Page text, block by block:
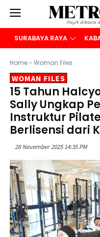
SURABAYA RAYA
Home Woman Files
WOMAN FILES
15 Tahun
Sally Ungkap
Instruktur
Berlisensi dari
28 November 2025 14:35 PM